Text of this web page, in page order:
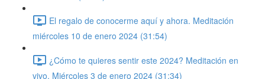
El regalo de conocerme aquí y ahora. Meditación
miércoles 10 de enero 2024 (31:54)
¿Cómo te quieres sentir este 2024? Meditación en
vivo. Miércoles 3 de enero 2024 (31:34)